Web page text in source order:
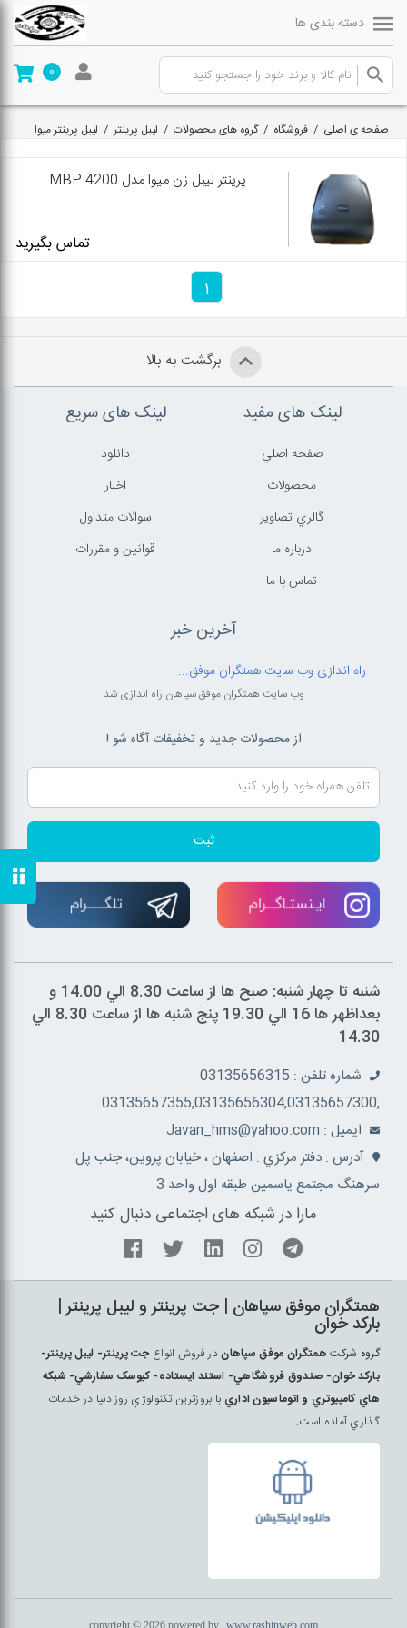
دسته بندی ها
0
صفحه ی اصلی / فروشگاه /گروه های محصولات / لیبل پرینتر/ لیبل پرینتر میوا
پرینتر لیبل زن میوا مدل MBP 4200
تماس بگیرید
1
برگشت به بالا
لینک های مفید
صفحه اصلي
محصولات
گالري تصاوير
درباره ما
تماس با ما
لینک های سریع
دانلود
اخبار
سوالات متداول
قوانين و مقررات
آخرین خبر
راه اندازی وب سایت همتگران موفق...
وب سایت همتگران موفق سپاهان راه اندازی شد
از محصولات جدید و تخفیفات آگاه شو !
ثبت
شنبه تا چهار شنبه: صبح ها از ساعت 8.30 الي 14.00 و
بعداظهر ها 16 الي 19.30 پنج شنبه ها از ساعت 8.30 الي
14.30
شماره تلفن : 03135656315
,03135657355,03135656304,03135657300
ايميل : Javan_hms@yahoo.com
آدرس : دفتر مرکزي : اصفهان ، خيابان پروين، جنب پل
سرهنگ مجتمع ياسمين طبقه اول واحد 3
مارا در شبکه های اجتماعی دنبال کنید
همتگران موفق سپاهان | جت پرينتر و ليبل پرينتر |
بارکد خوان
گروه شرکت همتگران موفق سپاهاندر فروش انواع جت پرينتر- ليبل پرينتر-
بارکد خوان- صندوق فروشگاهي- استند ايستاده- کيوسک سفارشي- شبکه
هاي کامپيوتري و اتوماسيون اداري با بروزترين تکنولوژي روز دنيا در خدمات
گذاري آماده است.
copyright © 2026 powered by www.rashinweb.com